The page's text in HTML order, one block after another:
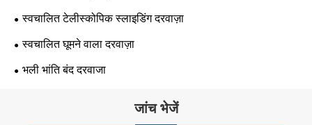
स्वचालित टेलीस्कोपिक स्लाइडिंग दरवाज़ा
स्वचालित घूमने वाला दरवाज़ा
भली भांति बंद दरवाजा
जांच भेजें